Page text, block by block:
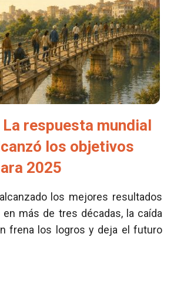
respuesta mundial
los objetivos
2025
los mejores resultados
más de tres décadas, la caída
frena los logros y deja el futuro